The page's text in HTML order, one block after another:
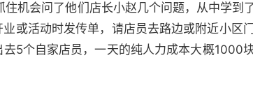
机会问了他们店长小赵几个问题，从中学到
或活动时发传单，请店员去路边或附近小区
5个自家店员，一天的纯人力成本大概1000